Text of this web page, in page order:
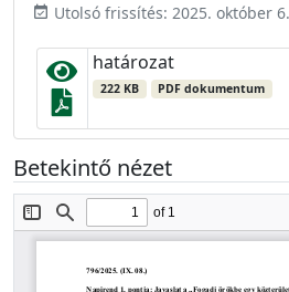
event_available Utolsó frissítés: 2025. október 6.
határozat
222 KB PDF dokumentum
Betekintő nézet